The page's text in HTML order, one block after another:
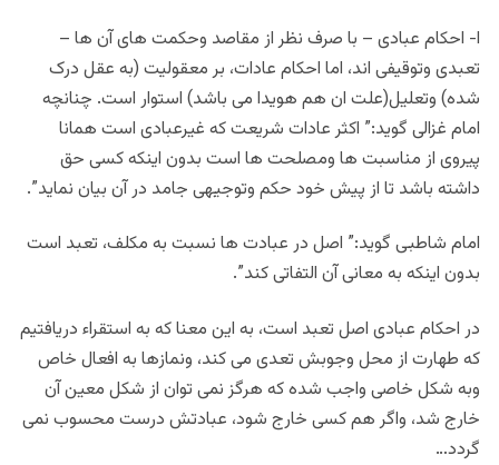
ا- احکام عبادی – با صرف نظر از مقاصد وحکمت های آن ها –
تعبدی وتوقیفی اند، اما احکام عادات، بر معقولیت (به عقل درک
شده) وتعلیل(علت ان هم هویدا می باشد) استوار است. چنانچه
امام غزالی گوید:” اکثر عادات شریعت که غیرعبادی است همانا
پیروی از مناسبت ها ومصلحت ها است بدون اینکه کسی حق
داشته باشد تا از پيش خود حكم وتوجیهی جامد در آن بیان نماید”.
امام شاطبی گوید:” اصل در عبادت ها نسبت به مکلف، تعبد است
بدون اینکه به معانی آن التفاتی کند”.
در احکام عبادی اصل تعبد است، به این معنا که به استقراء دریافتیم
که طهارت از محل وجوبش تعدی می کند، ونمازها به افعال خاص
وبه شکل خاصی واجب شده که هرگز نمی توان از شکل معین آن
خارج شد، واگر هم کسی خارج شود، عبادتش درست محسوب نمی
گردد…